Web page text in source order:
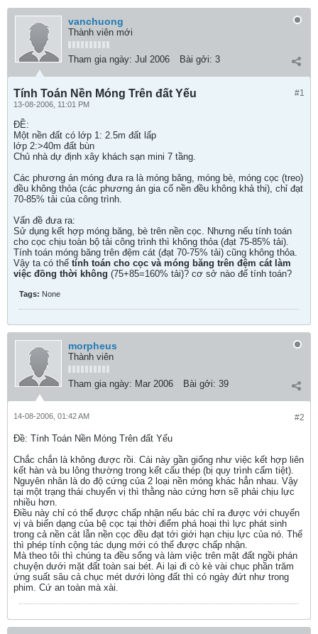
vanchuong
Thành viên mới
Tham gia ngày: Jul 2006 Bài gởi: 3
#1
Tính Toán Nền Móng Trên đất Yếu
13-08-2006, 11:01 PM
ĐỀ:
Một nền đất có lớp 1: 2.5m đất lấp
lớp 2:>40m đất bùn
Chủ nhà dự định xây khách sạn mini 7 tầng.
Các phương án móng đưa ra là móng băng, móng bè, móng cọc (treo)
đều không thỏa (các phương án gia cố nền đều không khả thi), chỉ đạt
70-85% tải của công trình.
Vấn đề đưa ra:
Sử dụng kết hợp móng băng, bè trên nền cọc. Nhưng nếu tính toán
cho cọc chịu toàn bộ tải công trình thì không thỏa (đạt 75-85% tải).
Tính toán móng băng trên đệm cát (đạt 70-75% tải) cũng không thỏa.
Vậy ta có thể tính toán cho cọc và móng băng trên đệm cát làm
việc đồng thời không (75+85=160% tải)? cơ sở nào để tính toán?
Tags: None
morpheus
Thành viên
Tham gia ngày: Mar 2006 Bài gởi: 39
#2
14-08-2006, 01:42 AM
Ðề: Tính Toán Nền Móng Trên đất Yếu
Chắc chắn là không được rồi. Cái này gần giống như việc kết hợp liên
kết hàn và bu lông thường trong kết cấu thép (bị quy trình cấm tiệt).
Nguyên nhân là do độ cứng của 2 loại nền móng khác hẳn nhau. Vậy
tại một trạng thái chuyển vị thì thằng nào cứng hơn sẽ phải chịu lực
nhiều hơn.
Điều này chỉ có thể được chấp nhận nếu bác chỉ ra được với chuyển
vị và biến dạng của bệ cọc tại thời điểm phá hoại thì lực phát sinh
trong cả nền cát lẫn nền cọc đều đạt tới giới hạn chịu lực của nó. Thế
thì phép tính cộng tác dụng mới có thể được chấp nhận.
Mà theo tôi thì chúng ta đều sống và làm việc trên mặt đất ngồi phán
chuyện dưới mặt đất toàn sai bét. Ai lại đi cò kè vài chục phần trăm
ứng suất sâu cả chục mét dưới lòng đất thì có ngày đứt như trong
phim. Cứ an toàn mà xài.